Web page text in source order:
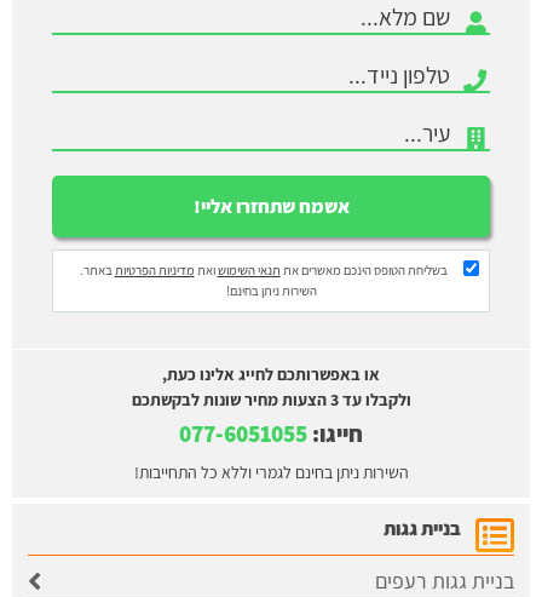
בשליחת הטופס הינכם מאשרים את תנאי השימושואת מדיניות הפרטיותבאתר.
השירות ניתן בחינם!
או באפשרותכם לחייג אלינו כעת,
ולקבלו עד 3 הצעות מחיר שונות לבקשתכם
חייגו:
השירות ניתן בחינם לגמרי וללא כל התחייבות!
בניית גגות
בניית גגות רעפים